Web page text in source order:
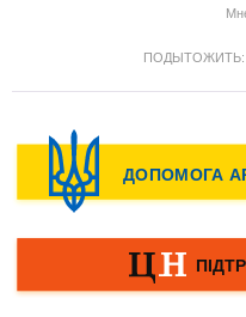
ПОДЫТОЖИТЬ: